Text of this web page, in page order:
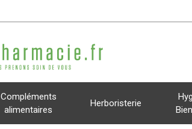
Compléments
alimentaires
Herboristerie